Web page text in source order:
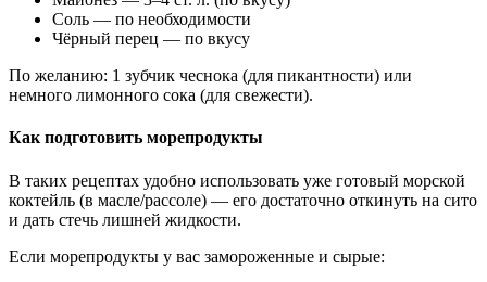
Соль — по необходимости
Чёрный перец — по вкусу
По желанию: 1 зубчик чеснока (для пикантности) или
немного лимонного сока (для свежести).
Как подготовить морепродукты
В таких рецептах удобно использовать уже готовый морской
коктейль (в масле/рассоле) — его достаточно откинуть на сито
и дать стечь лишней жидкости.
Если морепродукты у вас замороженные и сырые: